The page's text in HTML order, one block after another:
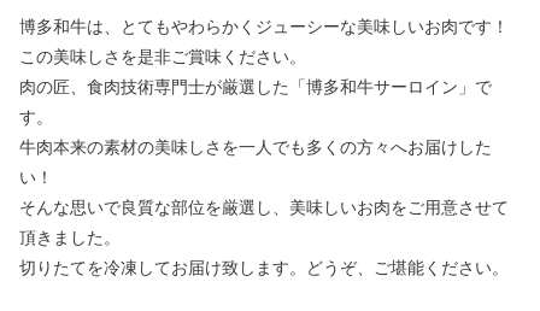
博多和牛は、とてもやわらかくジューシーな美味しいお肉です！
この美味しさを是非ご賞味ください。
肉の匠、食肉技術専門士が厳選した「博多和牛サーロイン」で
す。
牛肉本来の素材の美味しさを一人でも多くの方々へお届けした
い！
そんな思いで良質な部位を厳選し、美味しいお肉をご用意させて
頂きました。
切りたてを冷凍してお届け致します。どうぞ、ご堪能ください。